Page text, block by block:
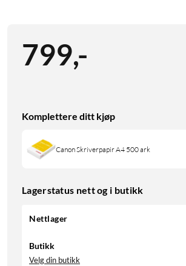
799,-
Komplettere ditt kjøp
Canon Skriverpapir A4 500 ark
Lagerstatus nett og i butikk
Nettlager
Butikk
Velg din butikk